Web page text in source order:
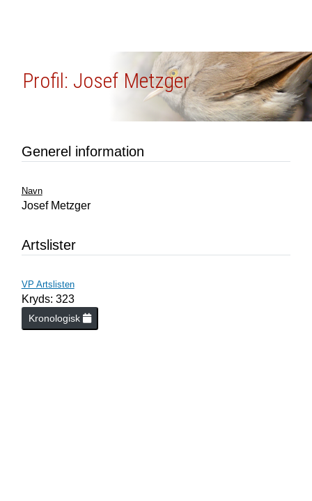
Profil: Josef Metzger
Generel information
Navn
Josef Metzger
Artslister
VP Artslisten
Kryds: 323
Kronologisk